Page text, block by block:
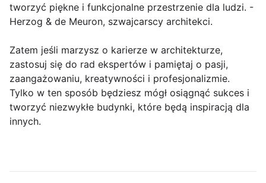
tworzyć piękne i funkcjonalne przestrzenie dla ludzi. -
Herzog & de Meuron, szwajcarscy architekci.
Zatem jeśli marzysz o karierze w architekturze,
zastosuj się do rad ekspertów i pamiętaj o pasji,
zaangażowaniu, kreatywności i profesjonalizmie.
Tylko w ten sposób będziesz mógł osiągnąć sukces i
tworzyć niezwykłe budynki, które będą inspiracją dla
innych.